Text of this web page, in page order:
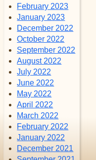
February 2023
January 2023
December 2022
October 2022
September 2022
August 2022
July 2022
June 2022
May 2022
April 2022
March 2022
February 2022
January 2022
December 2021